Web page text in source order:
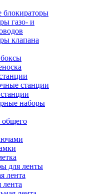
блокираторы
газо- и
клапана
станции
наборы
общего
для ленты
лента